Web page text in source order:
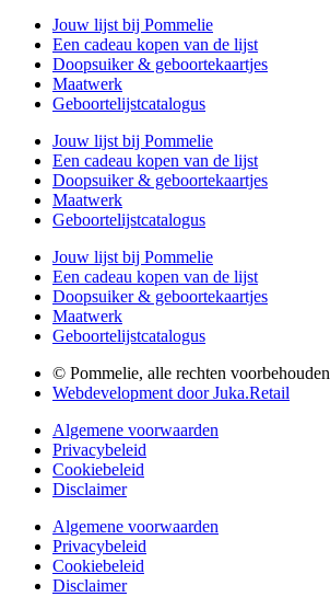
Jouw lijst bij Pommelie
Een cadeau kopen van de lijst
Doopsuiker & geboortekaartjes
Maatwerk
Geboortelijstcatalogus
Jouw lijst bij Pommelie
Een cadeau kopen van de lijst
Doopsuiker & geboortekaartjes
Maatwerk
Geboortelijstcatalogus
Jouw lijst bij Pommelie
Een cadeau kopen van de lijst
Doopsuiker & geboortekaartjes
Maatwerk
Geboortelijstcatalogus
© Pommelie, alle rechten voorbehouden
Webdevelopment door Juka.Retail
Algemene voorwaarden
Privacybeleid
Cookiebeleid
Disclaimer
Algemene voorwaarden
Privacybeleid
Cookiebeleid
Disclaimer